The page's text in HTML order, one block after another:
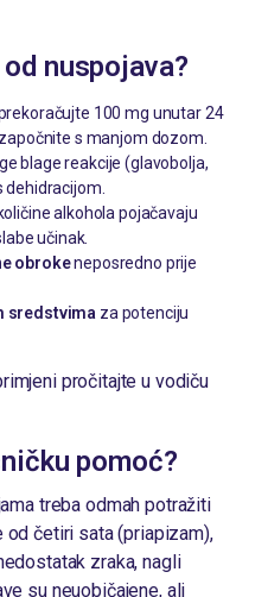
nuspojava?
100 mg unutar 24
s manjom dozom.
blage reakcije (glavobolja,
alkohola pojačavaju
učinak.
obrokeneposredno prije
sredstvima za potenciju
pročitajte u vodiču
pomoć?
treba odmah potražiti
od četiri sata (priapizam),
zraka, nagli
su neuobičajene, ali